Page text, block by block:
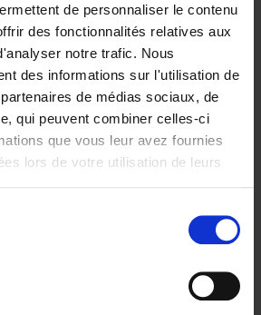
de personnaliser le contenu
des fonctionnalités relatives aux
notre trafic. Nous
des informations sur l'utilisation de
de médias sociaux, de
qui peuvent combiner celles-ci
que vous leur avez fournies
lors de votre utilisation de leurs
Bonds = Building
Roef Jozefien De Feyter
Carolien Boom
souple
2025 200
29,99
Digital marketing like a PRO -
completely revised edition (EN)